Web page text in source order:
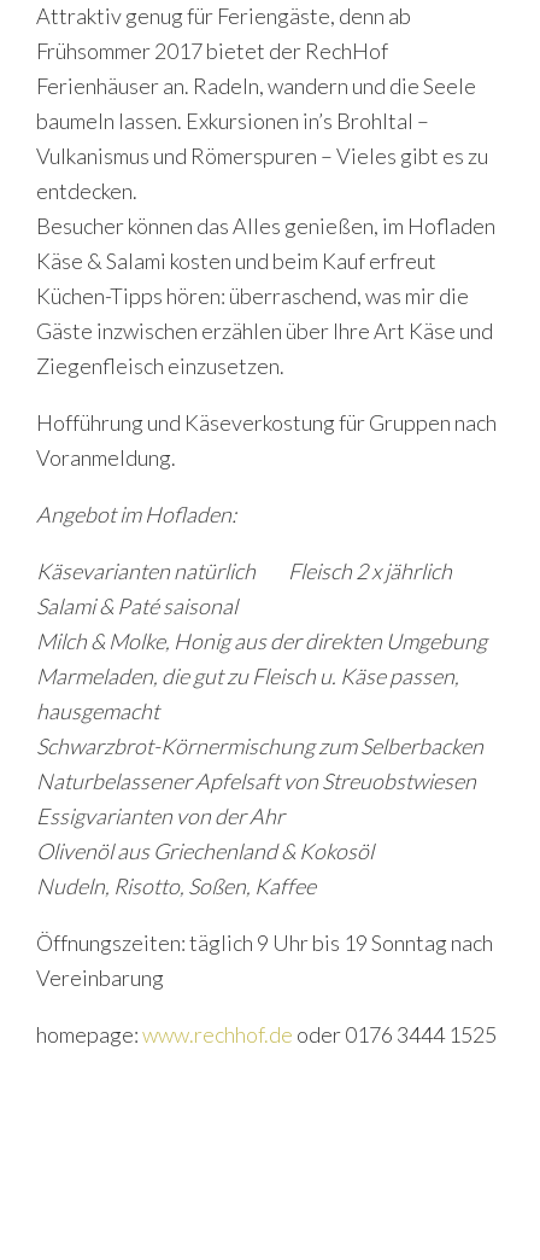
Attraktiv genug für Feriengäste, denn ab
Frühsommer 2017 bietet der RechHof
Ferienhäuser an. Radeln, wandern und die Seele
baumeln lassen. Exkursionen in’s Brohltal –
Vulkanismus und Römerspuren – Vieles gibt es zu
entdecken.
Besucher können das Alles genießen, im Hofladen
Käse & Salami kosten und beim Kauf erfreut
Küchen-Tipps hören: überraschend, was mir die
Gäste inzwischen erzählen über Ihre Art Käse und
Ziegenfleisch einzusetzen.
Hofführung und Käseverkostung für Gruppen nach
Voranmeldung.
Angebot im Hofladen:
Käsevarianten natürlich Fleisch 2 x jährlich
Salami & Paté saisonal
Milch & Molke, Honig aus der direkten Umgebung
Marmeladen, die gut zu Fleisch u. Käse passen,
hausgemacht
Schwarzbrot-Körnermischung zum Selberbacken
Naturbelassener Apfelsaft von Streuobstwiesen
Essigvarianten von der Ahr
Olivenöl aus Griechenland & Kokosöl
Nudeln, Risotto, Soßen, Kaffee
Öffnungszeiten: täglich 9 Uhr bis 19 Sonntag nach
Vereinbarung
homepage:www.rechhof.de oder 0176 3444 1525